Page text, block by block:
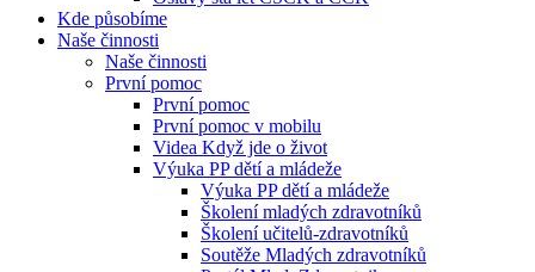
Kde působíme
Naše činnosti
Naše činnosti
První pomoc
První pomoc
První pomoc v mobilu
Videa Když jde o život
Výuka PP dětí a mládeže
Výuka PP dětí a mládeže
Školení mladých zdravotníků
Školení učitelů-zdravotníků
Soutěže Mladých zdravotníků